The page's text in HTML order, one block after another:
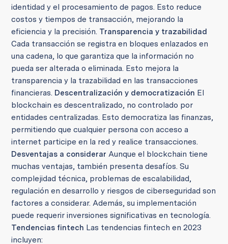
identidad y el procesamiento de pagos. Esto reduce
costos y tiempos de transacción, mejorando la
eficiencia y la precisión. Transparencia y trazabilidad
Cada transacción se registra en bloques enlazados en
una cadena, lo que garantiza que la información no
pueda ser alterada o eliminada. Esto mejora la
transparencia y la trazabilidad en las transacciones
financieras. Descentralización y democratización El
blockchain es descentralizado, no controlado por
entidades centralizadas. Esto democratiza las finanzas,
permitiendo que cualquier persona con acceso a
internet participe en la red y realice transacciones.
Desventajas a considerar Aunque el blockchain tiene
muchas ventajas, también presenta desafíos. Su
complejidad técnica, problemas de escalabilidad,
regulación en desarrollo y riesgos de ciberseguridad son
factores a considerar. Además, su implementación
puede requerir inversiones significativas en tecnología.
Tendencias fintech Las tendencias fintech en 2023
incluyen: